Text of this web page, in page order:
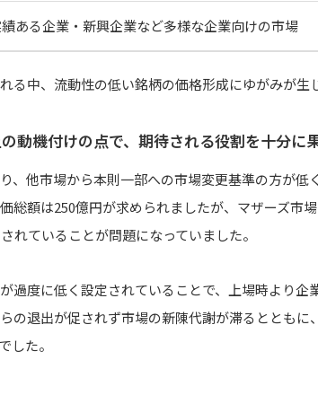
ある企業・新興企業など多様な企業向けの市場
る中、流動性の低い銘柄の価格形成にゆがみが生
動機付けの点で、期待される役割を十分に
、他市場から本則一部への市場変更基準の方が低
総額は250億円が求められましたが、マザーズ市
れていることが問題になっていました。
過度に低く設定されていることで、上場時より企
の退出が促されず市場の新陳代謝が滞るととも
した。